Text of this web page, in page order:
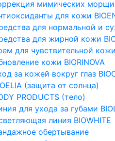
мимических
для кожи
для нормальной и
для жирной кожи
для чувствительной
кожи BIORINOVA
за кожей вокруг глаз
(защита от солнца)
PRODUCTS (тело)
для ухода за губами
линия BIOWHITE
обертывание